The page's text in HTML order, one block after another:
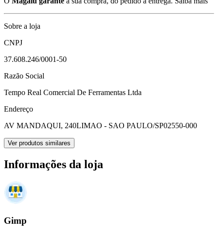
Sobre a loja
CNPJ
37.608.246/0001-50
Razão Social
Tempo Real Comercial De Ferramentas Ltda
Endereço
AV MANDAQUI, 240LIMAO - SAO PAULO/SP02550-000
Ver produtos similares
Informações da loja
Gimp